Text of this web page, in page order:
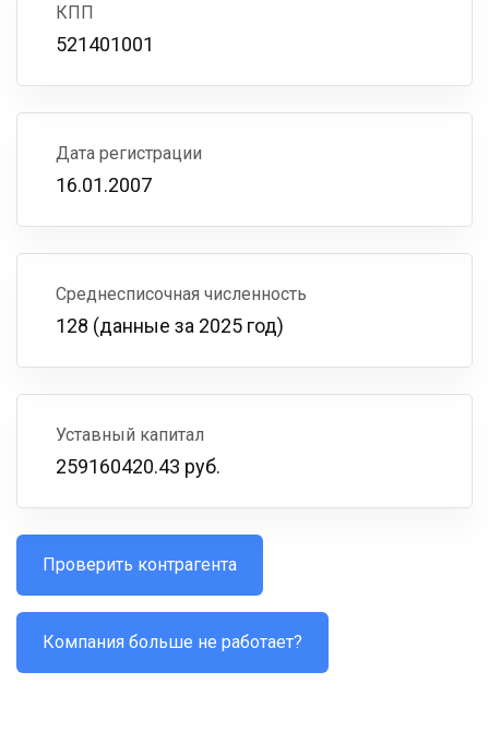
КПП
521401001
Дата регистрации
16.01.2007
Среднесписочная численность
128 (данные за 2025 год)
Уставный капитал
259160420.43 руб.
Проверить контрагента
Компания больше не работает?